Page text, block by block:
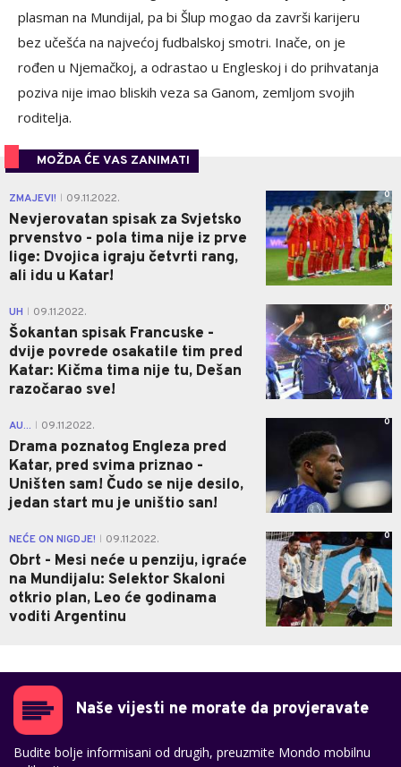
plasman na Mundijal, pa bi Šlup mogao da završi karijeru
bez učešća na najvećoj fudbalskoj smotri. Inače, on je
rođen u Njemačkoj, a odrastao u Engleskoj i do prihvatanja
poziva nije imao bliskih veza sa Ganom, zemljom svojih
roditelja.
MOŽDA ĆE VAS ZANIMATI
ZMAJEVI! 09.11.2022.
Nevjerovatan spisak za Svjetsko
prvenstvo - pola tima nije iz prve
lige: Dvojica igraju četvrti rang,
ali idu u Katar!
0
UH 09.11.2022.
Šokantan spisak Francuske -
dvije povrede osakatile tim pred
Katar: Kičma tima nije tu, Dešan
razočarao sve!
0
AU... 09.11.2022.
Drama poznatog Engleza pred
Katar, pred svima priznao -
Uništen sam! Čudo se nije desilo,
jedan start mu je uništio san!
0
NEĆE ON NIGDJE! 09.11.2022.
Obrt - Mesi neće u penziju, igraće
na Mundijalu: Selektor Skaloni
otkrio plan, Leo će godinama
voditi Argentinu
0
Naše vijesti ne morate da provjeravate
Budite bolje informisani od drugih, preuzmite Mondo mobilnu